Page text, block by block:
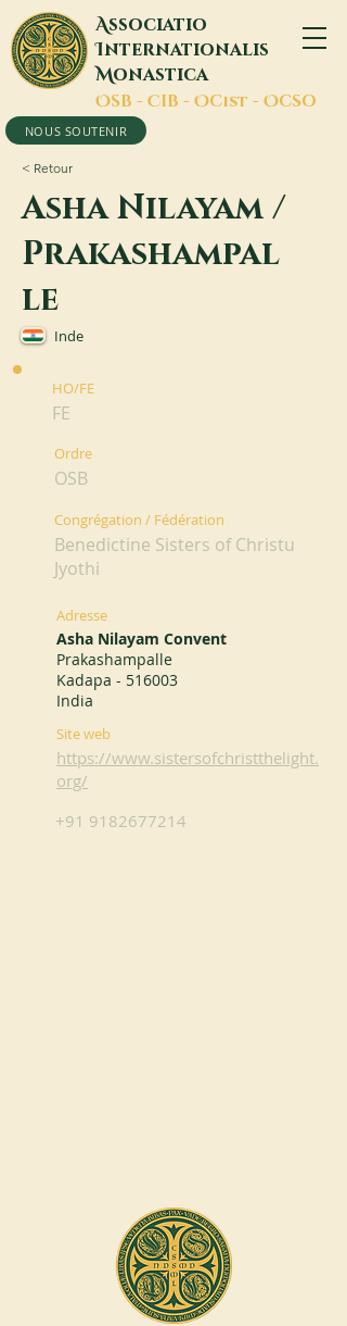
Associatio
Internationalis
Monastica
OSB - CIB - OCist - OCSO
NOUS SOUTENIR
< Retour
Asha Nilayam /
Prakashampal
le
Inde
HO/FE
FE
Ordre
OSB
Congrégation / Fédération
Benedictine Sisters of Christu
Jyothi
Adresse
Asha Nilayam Convent
Prakashampalle
Kadapa - 516003
India
Site web
https://www.sistersofchristthelight.
org/
+91 9182677214